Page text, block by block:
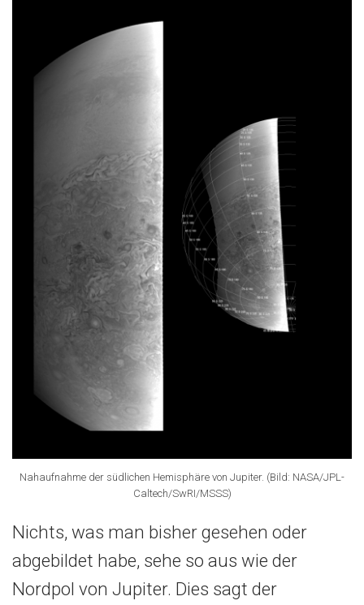
Nahaufnahme der südlichen Hemisphäre von Jupiter. (Bild: NASA/JPL-
Caltech/SwRI/MSSS)
Nichts, was man bisher gesehen oder
abgebildet habe, sehe so aus wie der
Nordpol von Jupiter. Dies sagt der